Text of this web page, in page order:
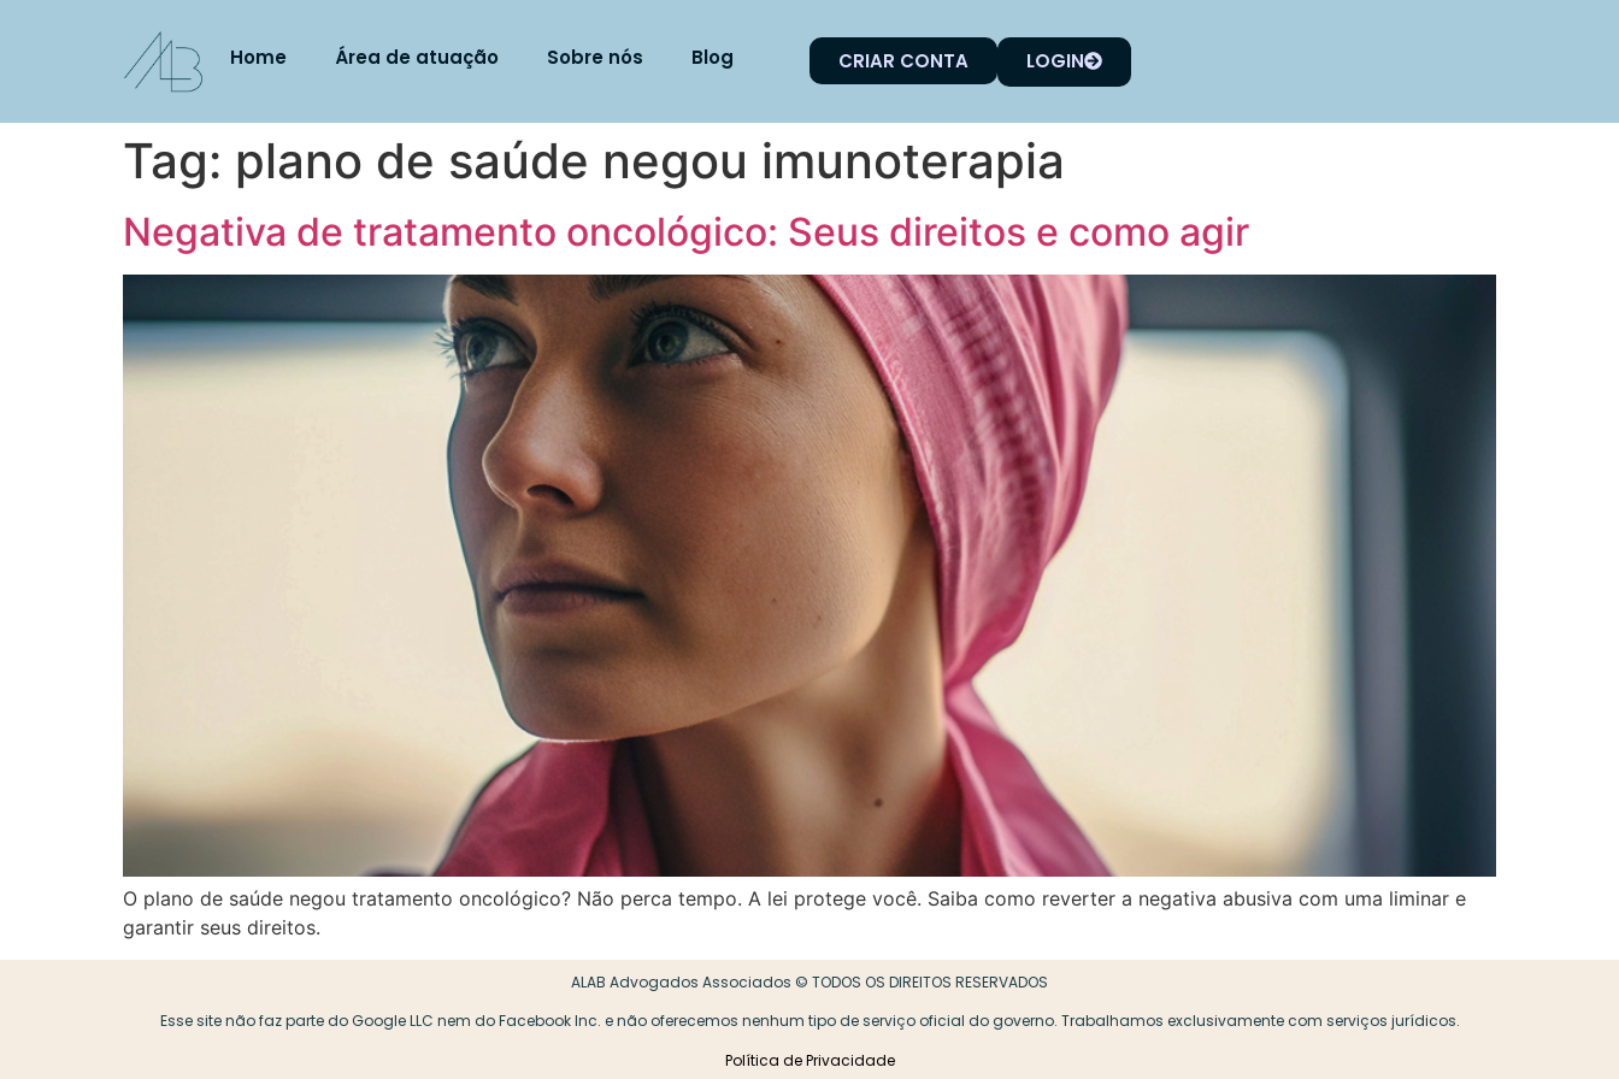
Home Área de atuação Sobre nós Blog CRIAR CONTA LOGIN
Tag: plano de saúde negou imunoterapia
Negativa de tratamento oncológico: Seus direitos e como agir
O plano de saúde negou tratamento oncológico? Não perca tempo. A lei protege você. Saiba como reverter a negativa abusiva com uma liminar e
garantir seus direitos.
ALAB Advogados Associados © TODOS OS DIREITOS RESERVADOS
Esse site não faz parte do Google LLC nem do Facebook Inc. e não oferecemos nenhum tipo de serviço oficial do governo. Trabalhamos exclusivamente com serviços jurídicos.
Política de Privacidade